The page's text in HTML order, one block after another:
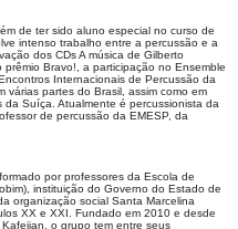
de ter sido aluno especial no curso de
intenso trabalho entre a percussão e a
dos CDs A música de Gilberto
Bravo!, a participação no Ensemble
Internacionais de Percussão da
várias partes do Brasil, assim como em
Suíça. Atualmente é percussionista da
de percussão da EMESP, da
por professores da Escola de
instituição do Governo do Estado de
organização social Santa Marcelina
XX e XXI. Fundado em 2010 e desde
o grupo tem entre seus